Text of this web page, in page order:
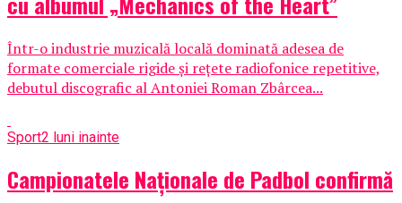
Într-o industrie muzicală locală dominată adesea de
formate comerciale rigide și rețete radiofonice repetitive,
debutul discografic al Antoniei Roman Zbârcea...
Sport2 luni inainte
Campionatele Naționale de Padbol confirmă